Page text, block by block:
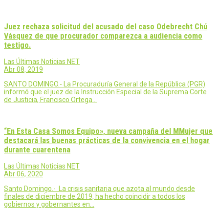
Juez rechaza solicitud del acusado del caso Odebrecht Chú
Vásquez de que procurador comparezca a audiencia como
testigo.
Las Últimas Noticias NET
Abr 08, 2019
SANTO DOMINGO.- La Procuraduría General de la República (PGR)
informó que el juez de la Instrucción Especial de la Suprema Corte
de Justicia, Francisco Ortega…
“En Esta Casa Somos Equipo», nueva campaña del MMujer que
destacará las buenas prácticas de la convivencia en el hogar
durante cuarentena
Las Últimas Noticias NET
Abr 06, 2020
Santo Domingo.- La crisis sanitaria que azota al mundo desde
finales de diciembre de 2019, ha hecho coincidir a todos los
gobiernos y gobernantes en…